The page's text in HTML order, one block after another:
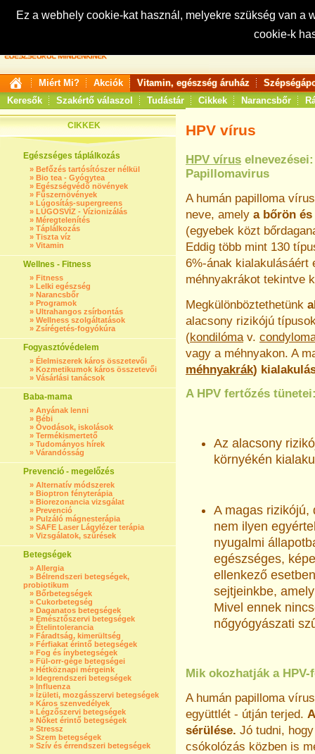
Ez a webhely cookie-kat használ, melyekre szükség van
cookie-k
Keresés:
Miért Mi? Akciók Vitamin, egészség áruház
Keresők
Szakértő válaszol Tudástár Cikkek Narancsbőr
CIKKEK
Egészséges táplálkozás
» Befőzés tartósítószer nélkül
» Bio tea - Gyógytea
» Egészségvédő növények
» Fűszernövények
» Lúgosítás-supergreens
» LÚGOSVÍZ - Vízionizálás
» Méregtelenítés
» Táplálkozás
» Tiszta víz
» Vitamin
Wellnes - Fitness
» Fitness
» Lelki egészség
» Narancsbőr
» Programok
» Ultrahangos zsírbontás
» Wellness szolgáltatások
» Zsírégetés-fogyókúra
Fogyasztóvédelem
» Élelmiszerek káros összetevői
» Kozmetikumok káros összetevői
» Vásárlási tanácsok
Baba-mama
» Anyának lenni
» Bébi
» Óvodások, iskolások
» Termékismertető
» Tudományos hírek
» Várandósság
Prevenció - megelőzés
» Alternatív módszerek
» Bioptron fényterápia
» Biorezonancia vizsgálat
» Prevenció
» Pulzáló mágnesterápia
» SAFE Laser Lágylézer terápia
» Vizsgálatok, szűrések
Betegségek
» Allergia
» Bélrendszeri betegségek,
probiotikum
» Bőrbetegségek
» Cukorbetegség
» Daganatos betegségek
» Emésztőszervi betegségek
» Ételintolerancia
» Fáradtság, kimerültség
» Férfiakat érintő betegségek
» Fog és ínybetegségek
» Fül-orr-gége betegségei
» Hétköznapi mérgeink
» Idegrendszeri betegségek
» Influenza
» Ízületi, mozgásszervi betegségek
» Káros szenvedélyek
» Légzőszervi betegségek
» Nőket érintő betegségek
» Stressz
» Szem betegségek
» Szív és érrendszeri betegségek
HPV vírus
HPV vírus
Papillomavirus
A humán papilloma
neve, amely a bőrön
(egyebek közt
Eddig több mint 130
6%-ának kialakulásáért
méhnyakrákot tekintve
Megkülönböztethetünk
alacsony rizikójú
(kondilómav.
vagy a méhnyakon. A
méhnyakrák)
A HPV fertőzés
Az alacsony
környékén
A magas rizikójú,
nem ilyen
nyugalmi
egészséges,
ellenkező
sejtjeinkbe,
Mivel ennek
nőgyógyászati
Mik okozhatják a
A humán papilloma
együttlét - útján terjed.
sérülése. Jó tudni,
csókolózás közben is